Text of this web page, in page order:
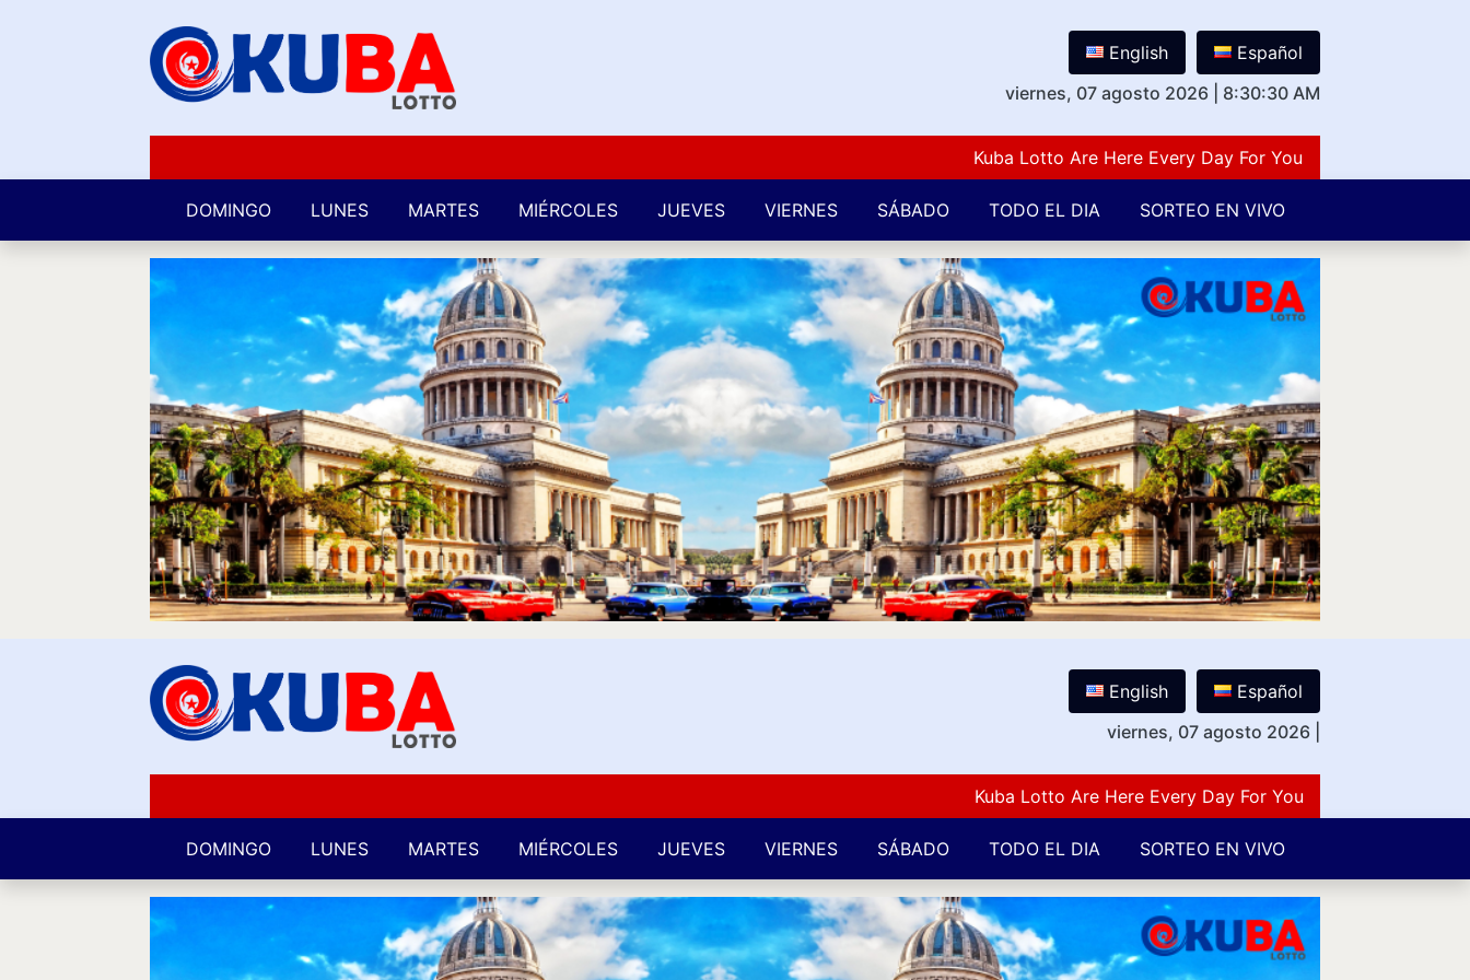
English
Español
viernes, 07 agosto 2026
|8:30:31 AM
Kuba Lotto Are Here Every Day For You Lovers Of Number
DOMINGO LUNES MARTES MIÉRCOLES JUEVES VIERNES SÁBADO TODO EL DIA SORTEO EN VIVO
English
Español
viernes, 07 agosto 2026
Kuba Lotto Are Here Every Day For You Lovers Of Number
DOMINGO LUNES MARTES MIÉRCOLES JUEVES VIERNES SÁBADO TODO EL DIA SORTEO EN VIVO